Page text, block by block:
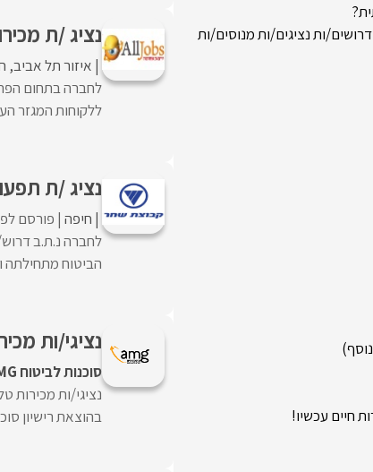
ות נציגים/ות מנוסים/ות
חיים עכשיו!
נציג /ת
איזור תל אביב
לחברה בתחום
ללקוחות המגזר
נציג /ת
חיפה פורסם
לחברה נ.ת.ב
הביטוח מתחילתה
נציגי/ות
סוכנות לביטוח AMG
נציגי/ות מכירות
בהוצאת רישיון